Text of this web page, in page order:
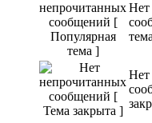
Нет
Нет